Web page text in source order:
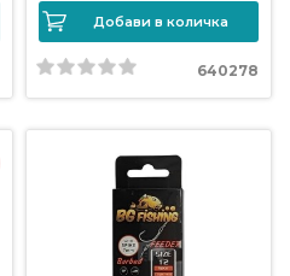
Добави в количка
640278